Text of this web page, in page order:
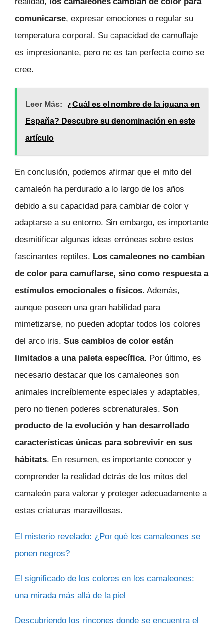
realidad, los camaleones cambian de color para
comunicarse, expresar emociones o regular su
temperatura corporal. Su capacidad de camuflaje
es impresionante, pero no es tan perfecta como se
cree.
Leer Más:
¿Cuál es el nombre de la iguana en
España? Descubre su denominación en este
artículo
En conclusión, podemos afirmar que el mito del
camaleón ha perdurado a lo largo de los años
debido a su capacidad para cambiar de color y
adaptarse a su entorno. Sin embargo, es importante
desmitificar algunas ideas erróneas sobre estos
fascinantes reptiles. Los camaleones no cambian
de color para camuflarse, sino como respuesta a
estímulos emocionales o físicos. Además,
aunque poseen una gran habilidad para
mimetizarse, no pueden adoptar todos los colores
del arco iris. Sus cambios de color están
limitados a una paleta específica. Por último, es
necesario destacar que los camaleones son
animales increíblemente especiales y adaptables,
pero no tienen poderes sobrenaturales. Son
producto de la evolución y han desarrollado
características únicas para sobrevivir en sus
hábitats. En resumen, es importante conocer y
comprender la realidad detrás de los mitos del
camaleón para valorar y proteger adecuadamente a
estas criaturas maravillosas.
El misterio revelado: ¿Por qué los camaleones se
ponen negros?
El significado de los colores en los camaleones:
una mirada más allá de la piel
Descubriendo los rincones donde se encuentra el